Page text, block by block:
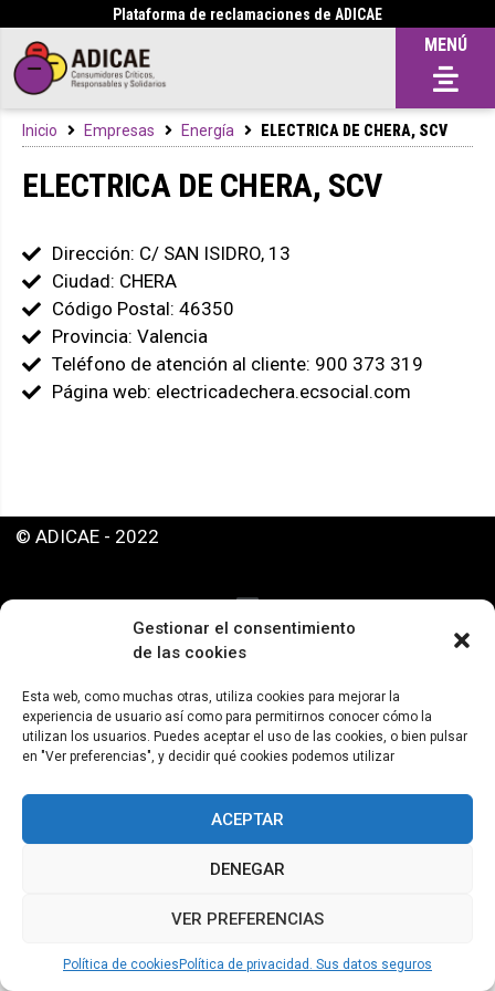
Gestionar el consentimiento
de las cookies
Esta web, como muchas otras, utiliza cookies para mejorar la
experiencia de usuario así como para permitirnos conocer cómo la
utilizan los usuarios. Puedes aceptar el uso de las cookies, o bien pulsar
en "Ver preferencias", y decidir qué cookies podemos utilizar
ACEPTAR
DENEGAR
VER PREFERENCIAS
Política de cookies Política de privacidad. Sus datos seguros
Plataforma de reclamaciones de ADICAE
MENÚ
Inicio Empresas Energía ELECTRICA DE CHERA, SCV
ELECTRICA DE CHERA, SCV
Dirección: C/ SAN ISIDRO, 13
Ciudad: CHERA
Código Postal: 46350
Provincia: Valencia
Teléfono de atención al cliente: 900 373 319
Página web: electricadechera.ecsocial.com
© ADICAE - 2022